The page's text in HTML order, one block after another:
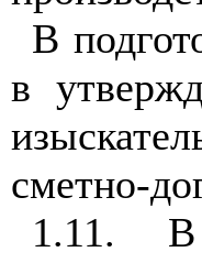
В
в
изыскате
сметно-
1.11. В